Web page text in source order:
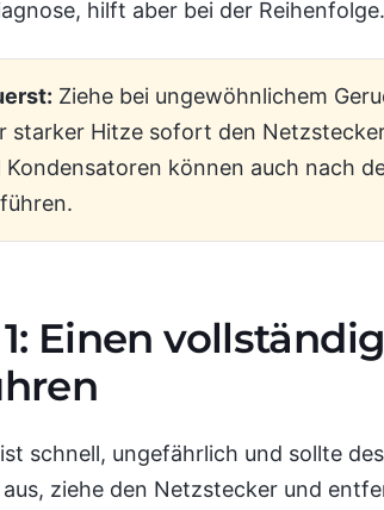
hilft aber bei der Reihenfolge.
Ziehe bei ungewöhnlichem
starker Hitze sofort den
können auch nach
Einen
schnell, ungefährlich und sollte
ziehe den Netzstecker und